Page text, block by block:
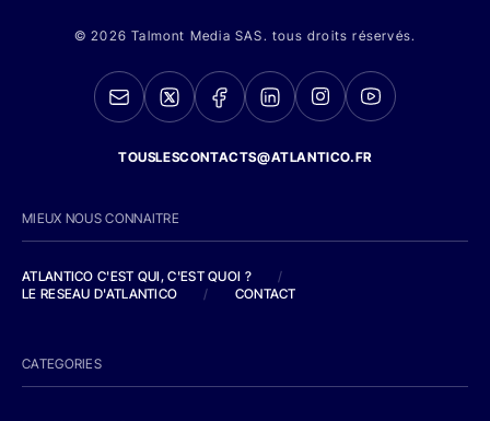
© 2026 Talmont Media SAS. tous droits réservés.
TOUSLESCONTACTS@ATLANTICO.FR
MIEUX NOUS CONNAITRE
ATLANTICO C'EST QUI, C'EST QUOI ?
/
LE RESEAU D'ATLANTICO
/ CONTACT
CATEGORIES